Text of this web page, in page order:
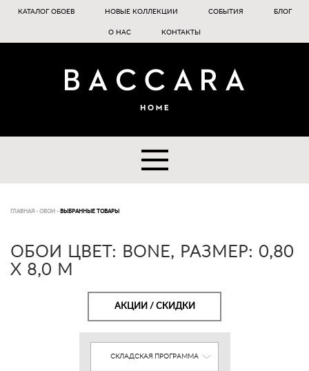
КАТАЛОГ ОБОЕВ НОВЫЕ КОЛЛЕКЦИИ СОБЫТИЯ БЛОГ
О НАС КОНТАКТЫ
ГЛАВНАЯ - ОБОИ - ВЫБРАННЫЕ ТОВАРЫ
ОБОИ ЦВЕТ: BONE, РАЗМЕР: 0,80
Х 8,0 М
АКЦИИ / СКИДКИ
СКЛАДСКАЯ ПРОГРАММА